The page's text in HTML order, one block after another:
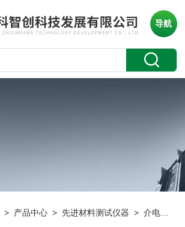
导航
> 产品中心 >先进材料测试仪器 > 介电测试